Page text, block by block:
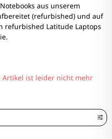
aus unserem
(refurbished) und auf
refurbished Latitude Laptops
ist leider nicht mehr